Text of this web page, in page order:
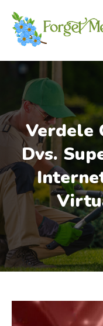
Verdele
Dvs.